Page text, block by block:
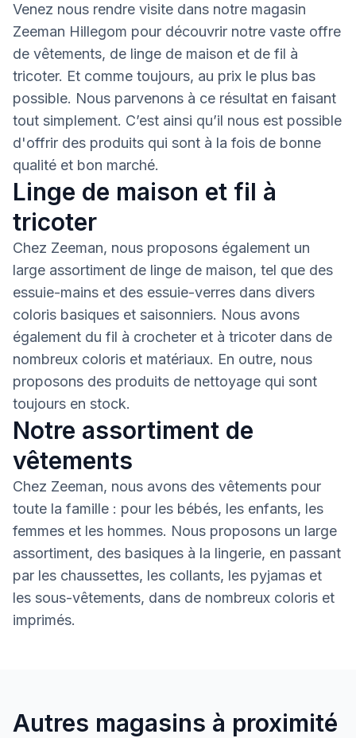
Venez nous rendre visite dans notre magasin
Zeeman Hillegom pour découvrir notre vaste offre
de vêtements, de linge de maison et de fil à
tricoter. Et comme toujours, au prix le plus bas
possible. Nous parvenons à ce résultat en faisant
tout simplement. C’est ainsi qu’il nous est possible
d'offrir des produits qui sont à la fois de bonne
qualité et bon marché.
Linge de maison et fil à
tricoter
Chez Zeeman, nous proposons également un
large assortiment de linge de maison, tel que des
essuie-mains et des essuie-verres dans divers
coloris basiques et saisonniers. Nous avons
également du fil à crocheter et à tricoter dans de
nombreux coloris et matériaux. En outre, nous
proposons des produits de nettoyage qui sont
toujours en stock.
Notre assortiment de
vêtements
Chez Zeeman, nous avons des vêtements pour
toute la famille : pour les bébés, les enfants, les
femmes et les hommes. Nous proposons un large
assortiment, des basiques à la lingerie, en passant
par les chaussettes, les collants, les pyjamas et
les sous-vêtements, dans de nombreux coloris et
imprimés.
Autres magasins à proximité